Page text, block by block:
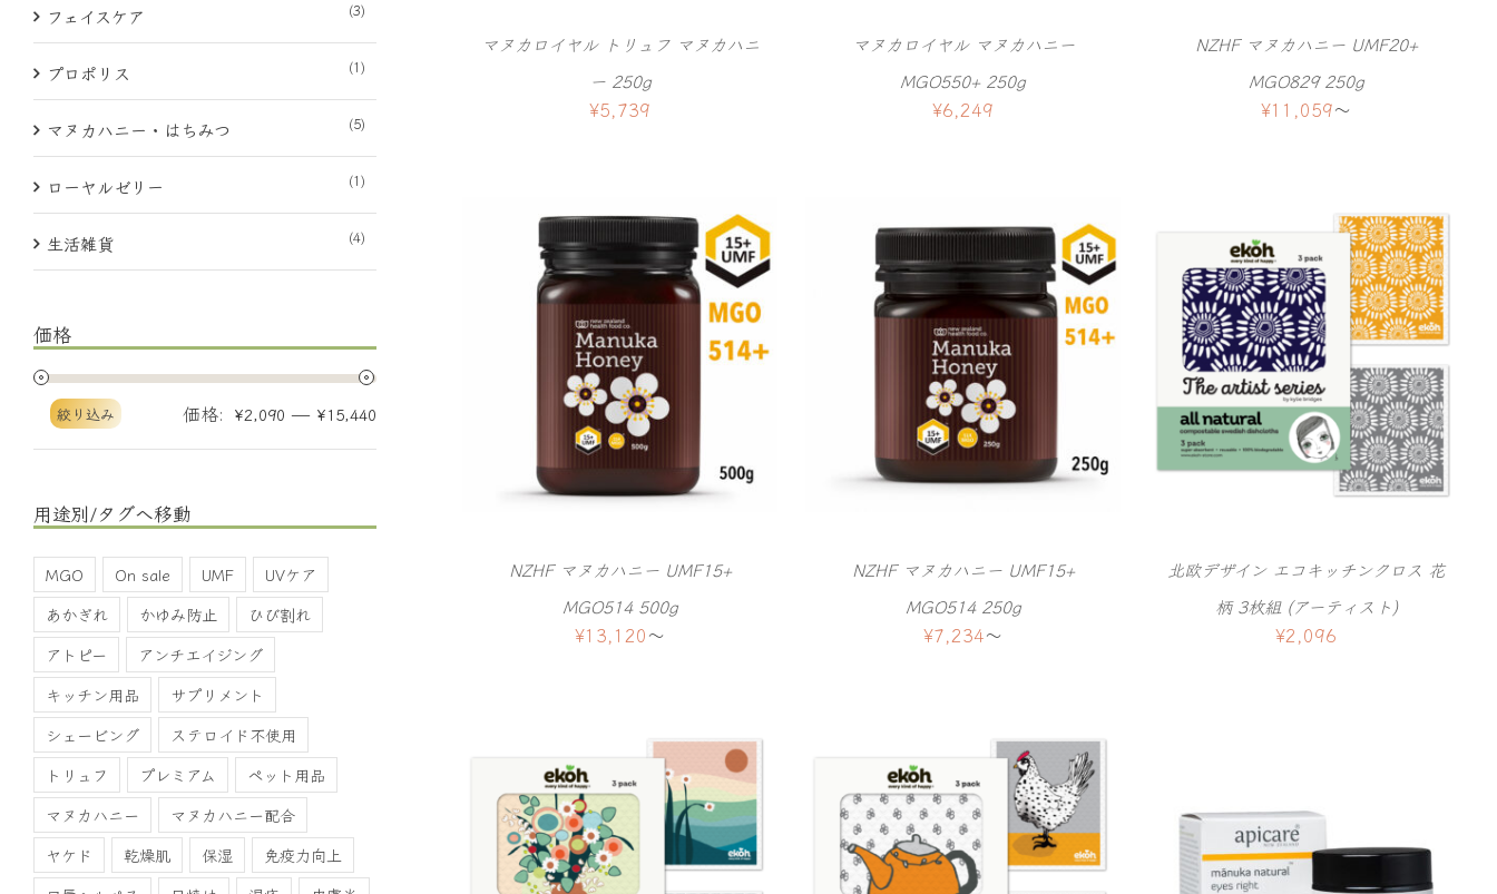
マヌカロイヤル トリュフ マヌカハニ
ー 250g
¥5,739
マヌカロイヤル マヌカハニー
MGO550+ 250g
¥6,249
NZHF マヌカハニー UMF20+
MGO829 250g
¥11,059〜
NZHF マヌカハニー UMF15+
MGO514 500g
¥13,120〜
NZHF マヌカハニー UMF15+
MGO514 250g
¥7,234〜
北欧デザイン エコキッチンクロス 花
柄 3枚組 (アーティスト)
¥2,096
フェイスケア (3)
プロポリス (1)
マヌカハニー・はちみつ (5)
ローヤルゼリー (1)
生活雑貨 (4)
価格
絞り込み 価格: ¥2,090 — ¥15,440
用途別/タグへ移動
MGO On sale UMF
UVケア
あかぎれ
かゆみ防止
ひび割れ
アトピー
アンチエイジング
キッチン用品
サプリメント
シェービング
ステロイド不使用
トリュフ
プレミアム
ペット用品
マヌカハニー
マヌカハニー配合
ヤケド
乾燥肌 保湿
免疫力向上